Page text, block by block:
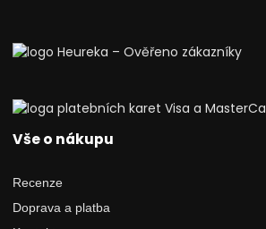
Vše o nákupu
Recenze
Doprava a platba